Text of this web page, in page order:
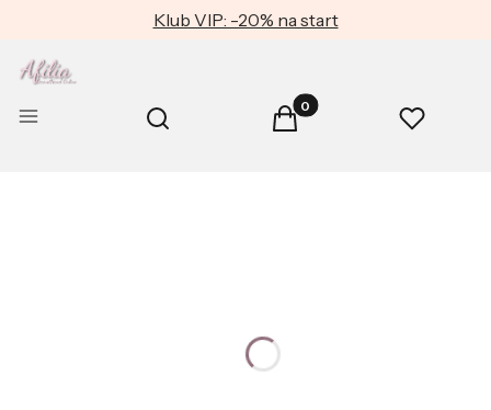
Klub VIP: -20% na start
Menu Otwórz wyszukiwarkę
Szukaj Produkty w koszyku: 0.
Koszyk Ulubione